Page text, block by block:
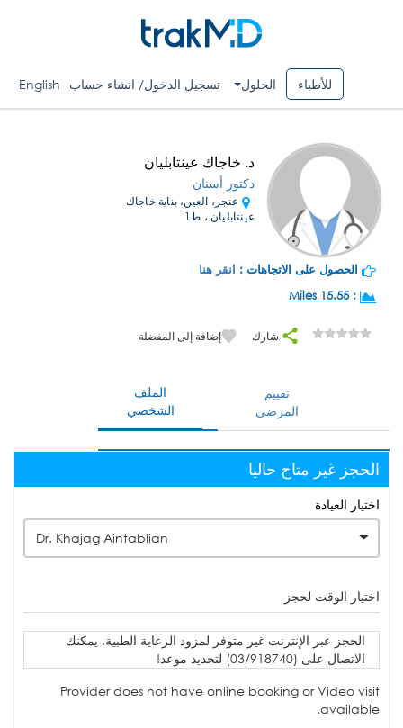
للأطباء الحلول تسجيل الدخول/ انشاء حساب English
د. خاجاك عينتابليان
دكتور أسنان
عنجر، العين، بناية خاجاك
عينتابليان ، ط1
الحصول على الاتجاهات : انقر هنا
:
15.55 Miles
شارك إضافة إلى المفضلة
الملف
الشخصي
تقييم
المرضى
الحجز غير متاح حاليا
اختيار العيادة
Dr. Khajag Aintablian
اختيار الوقت لحجز
الحجز عبر الإنترنت غير متوفر لمزود الرعاية الطبية. يمكنك
الاتصال على (03/918740) لتحديد موعد!
Provider does not have online booking or Video visit
available.